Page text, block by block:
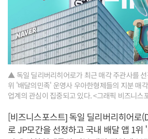
▲ 독일 딜리버리히어로가 최근 매각 주관사를
위 '배달의민족' 운영사 우아한형제들의 지분 매
업계의 관심이 집중되고 있다. <그래픽 비즈니스
[비즈니스포스트] 독일 딜리버리히어로
로 JP모간을 선정하고 국내 배달 앱 1위